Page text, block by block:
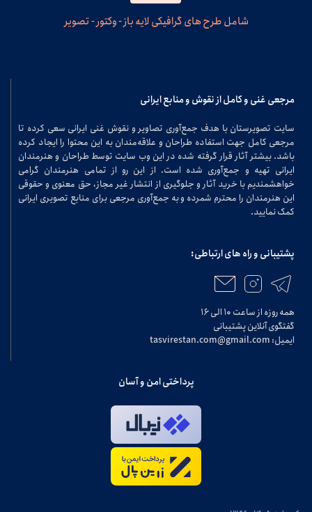
شامل طرح های گرافیکی لایه باز - وکتور - تصویر
مرجعی غنی و کامل از نقوش و منابع ایرانی
سایت تصویرستان با هدف جمع‌آوری تصاویر و نقوش غنی ایرانی سعی کرده تا
مرجعی کامل جهت استفاده طراحان و علاقه‌مندان به این محتوا را ایجاد کرده
باشد. بیشتر آثار قرار گرفته شده در این وب سایت توسط طراحان و هنرمندان
ایرانی تهیه و جمع‌آوری شده است. از این رو از تمامی هنرمندان گرامی
خواهشمندیم با خرید آثار و جلوگیری از انتشار غیر مجاز، حق معنوی و حقوقی
این هنرمندان را محترم شمرده و به جمع‌آوری مرجعی برای منابع تصویری ایرانی
کمک نمایید.
پشتیبانی و راه های ارتباطی:
همه روزه از ساعت ۱۰ الی ۱۶
گفتگوی آنلاین پشتیبانی
ایمیل: tasvirestan.com@gmail.com
پرداختی امن و آسان